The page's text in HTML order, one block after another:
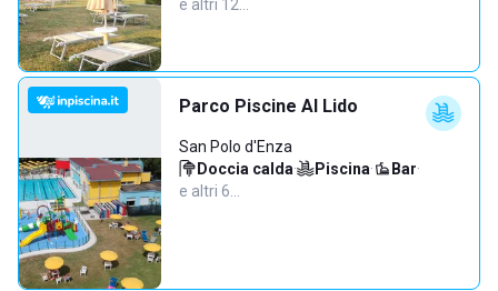
e altri 12…
Parco Piscine Al Lido
San Polo d'Enza
Doccia calda· Piscina· Bar·
e altri 6…